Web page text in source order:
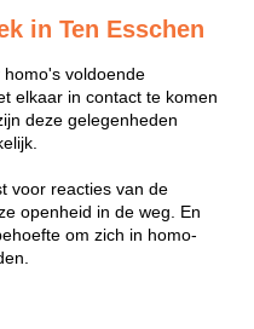
in Ten Esschen
voldoende
elkaar in contact te komen
deze gelegenheden
voor reacties van de
openheid in de weg. En
om zich in homo-